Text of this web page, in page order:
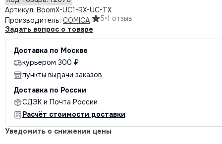
Артикул: BoomX-UC1-RX-UC-TX
Производитель: COMICA 5•1 отзыв
Задать вопрос о товаре
Доставка по Москве
курьером 300 ₽
пункты выдачи заказов
Доставка по России
СДЭК и Почта России
Расчёт стоимости доставки
Уведомить о снижении цены